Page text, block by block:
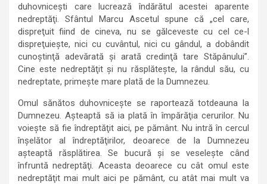
duhovniceşti care lucrează îndărătul acestei aparente
nedreptăţi. Sfântul Marcu Ascetul spune că „cel care,
dispreţuit fiind de cineva, nu se gălceveste cu cel ce-l
dispreţuieşte, nici cu cuvântul, nici cu gândul, a dobândit
cunoştinţă adevărată şi arată credinţă tare Stăpânului”.
Cine este nedreptăţit şi nu răsplăteşte, la rândul său, cu
nedreptate, primeşte mare plată de la Dumnezeu.
Omul sănătos duhovniceşte se raportează totdeauna la
Dumnezeu. Aşteaptă să ia plată în împărăţia cerurilor. Nu
voieşte să fie îndreptăţit aici, pe pământ. Nu intră în cercul
înşelător al îndreptăţirilor, deoarece de la Dumnezeu
aşteaptă răsplătirea. Se bucură şi se veseleşte când
înfruntă nedreptăţi. Aceasta deoarece cu cât omul este
nedreptăţit mai mult aici pe pământ, cu atât mai mult va